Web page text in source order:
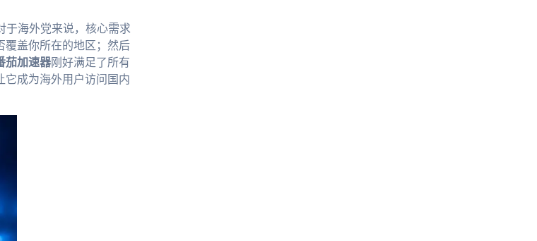
于海外党来说，核心需求
覆盖你所在的地区；然后
茄加速器刚好满足了所有
成为海外用户访问国内